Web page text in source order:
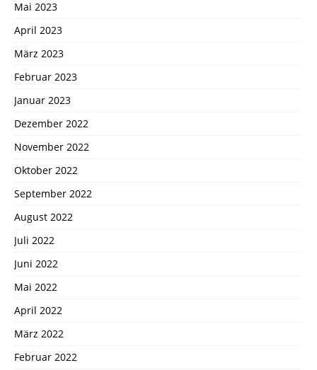
Mai 2023
April 2023
März 2023
Februar 2023
Januar 2023
Dezember 2022
November 2022
Oktober 2022
September 2022
August 2022
Juli 2022
Juni 2022
Mai 2022
April 2022
März 2022
Februar 2022